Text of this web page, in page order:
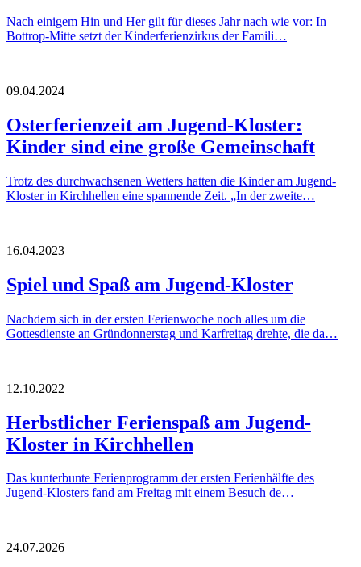
Nach einigem Hin und Her gilt für dieses Jahr nach wie vor: In
Bottrop-Mitte setzt der Kinderferienzirkus der Famili…
09.04.2024
Osterferienzeit am Jugend-Kloster:
Kinder sind eine große Gemeinschaft
Trotz des durchwachsenen Wetters hatten die Kinder am Jugend-
Kloster in Kirchhellen eine spannende Zeit. „In der zweite…
16.04.2023
Spiel und Spaß am Jugend-Kloster
Nachdem sich in der ersten Ferienwoche noch alles um die
Gottesdienste an Gründonnerstag und Karfreitag drehte, die da…
12.10.2022
Herbstlicher Ferienspaß am Jugend-
Kloster in Kirchhellen
Das kunterbunte Ferienprogramm der ersten Ferienhälfte des
Jugend-Klosters fand am Freitag mit einem Besuch de…
24.07.2026